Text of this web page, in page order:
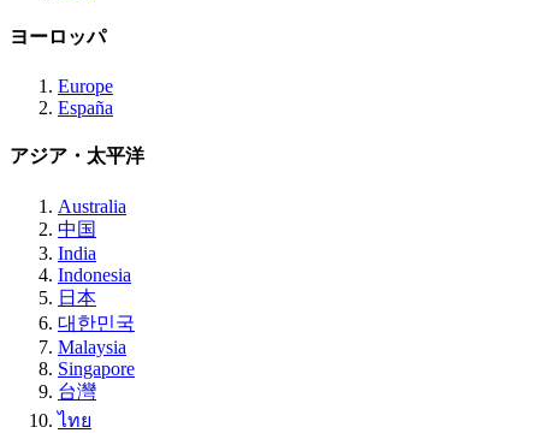
ヨーロッパ
Europe
España
アジア・太平洋
Australia
中国
India
Indonesia
日本
대한민국
Malaysia
Singapore
台灣
ไทย